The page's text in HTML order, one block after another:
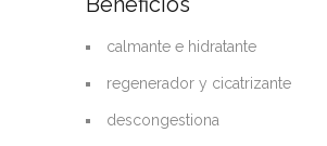
calmante e hidratante
regenerador y cicatrizante
descongestiona